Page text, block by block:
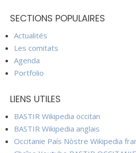
SECTIONS POPULAIRES
Actualités
Les comitats
Agenda
Portfolio
LIENS UTILES
BASTIR Wikipedia occitan
BASTIR Wikipedia anglais
Occitanie País Nòstre Wikipedia